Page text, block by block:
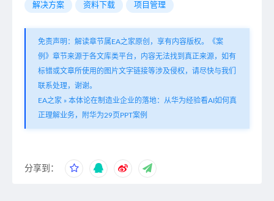
解决方案 资料下载 项目管理
免责声明：解读章节属EA之家原创，享有内容版权。《案
例》章节来源于各文库类平台，内容无法找到真正来源，如有
标错或文章所使用的图片文字链接等涉及侵权，请尽快与我们
联系处理，谢谢。
EA之家 » 本体论在制造业企业的落地：从华为经验看AI如何真
正理解业务，附华为29页PPT案例
分享到：